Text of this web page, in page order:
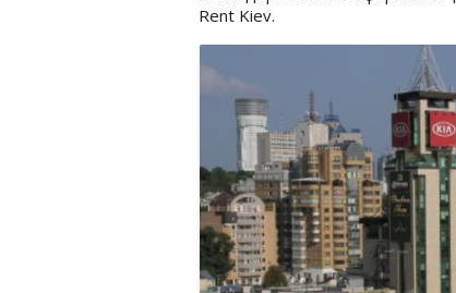
Rent Kiev.